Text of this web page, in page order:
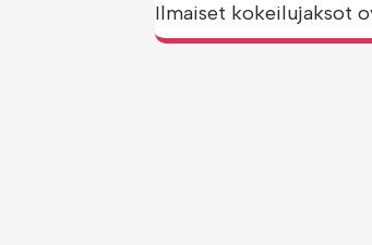
Ilmaiset kokeilujaksot